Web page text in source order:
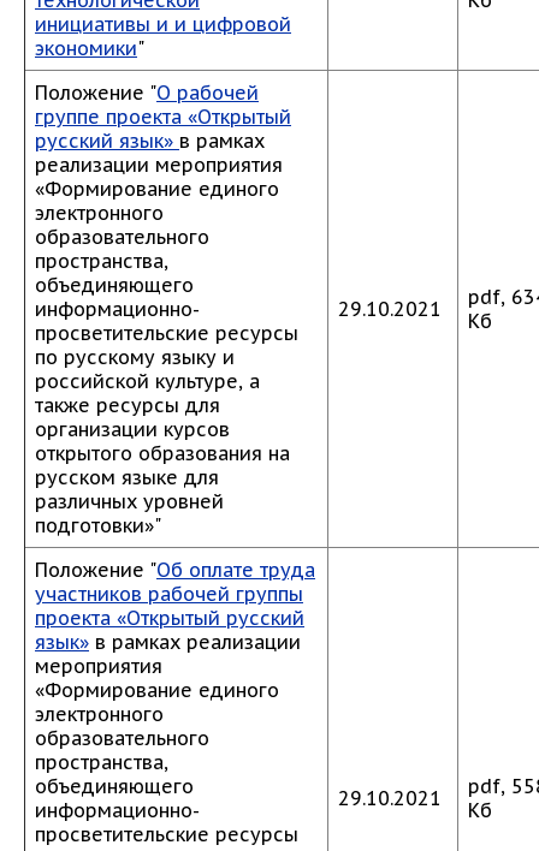
инициативы и и цифровой
экономики"
Положение "О рабочей
группе проекта «Открытый
русский язык» в рамках
реализации мероприятия
«Формирование единого
электронного
образовательного
пространства,
объединяющего
информационно-
просветительские ресурсы
по русскому языку и
российской культуре, а
также ресурсы для
организации курсов
открытого образования на
русском языке для
различных уровней
подготовки»"
29.10.2021
pdf,
Кб
Положение "Об оплате труда
участников рабочей группы
проекта «Открытый русский
язык» в рамках реализации
мероприятия
«Формирование единого
электронного
образовательного
пространства,
объединяющего
информационно-
просветительские ресурсы
29.10.2021
pdf,
Кб